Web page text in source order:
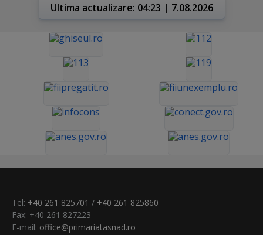
Ultima actualizare: 04:23 | 7.08.2026
Tel: +40 261 825701 / +40 261 825860
Fax: +40 261 827223
E-mail: office@primariatasnad.ro